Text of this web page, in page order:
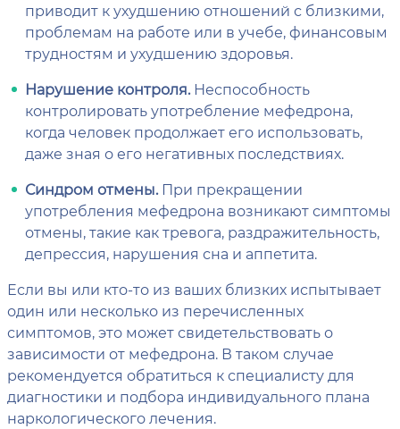
приводит к ухудшению отношений с близкими,
проблемам на работе или в учебе, финансовым
трудностям и ухудшению здоровья.
Нарушение контроля.Неспособность
контролировать употребление мефедрона,
когда человек продолжает его использовать,
даже зная о его негативных последствиях.
Синдром отмены.При прекращении
употребления мефедрона возникают симптомы
отмены, такие как тревога, раздражительность,
депрессия, нарушения сна и аппетита.
Если вы или кто-то из ваших близких испытывает
один или несколько из перечисленных
симптомов, это может свидетельствовать о
зависимости от мефедрона. В таком случае
рекомендуется обратиться к специалисту для
диагностики и подбора индивидуального плана
наркологического лечения.